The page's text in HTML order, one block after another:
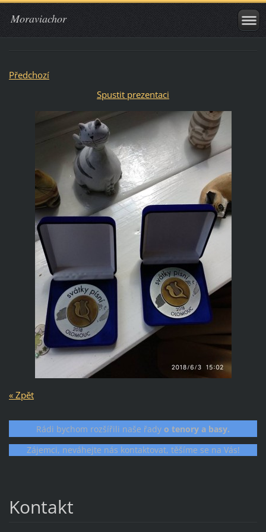
Moraviachor
Předchozí
Spustit prezentaci
« Zpět
Rádi bychom rozšířili naše řady o tenory a basy.
Zájemci, neváhejte nás kontaktovat, těšíme se na Vás!
Kontakt